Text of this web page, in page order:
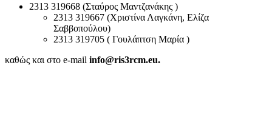
2313 319668 (Σταύρος Μαντζανάκης )
2313 319667 (Χριστίνα Λαγκάνη, Ελίζα
Σαββοπούλου)
2313 319705 ( Γουλάπτση Μαρία )
καθώς και στο e-mail info@ris3rcm.eu.